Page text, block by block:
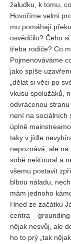
žaludku, k tomu,
Hovoříme velmi
mu pomáhají
osvědčilo? Čeho
třeba rodiče? Co
Pojmenováváme
jako spíše
„dělat si věci po
vkusu spolužáků,
odvrácenou
není na sociálních
úplně
taky v jídle
nepoznává, ale
sobě nešťoural a
všemu postavit
blbou náladu,
mám jednoho
Hned ze začátku
centra –
nějak nesvůj, ale
ho to prý „tak